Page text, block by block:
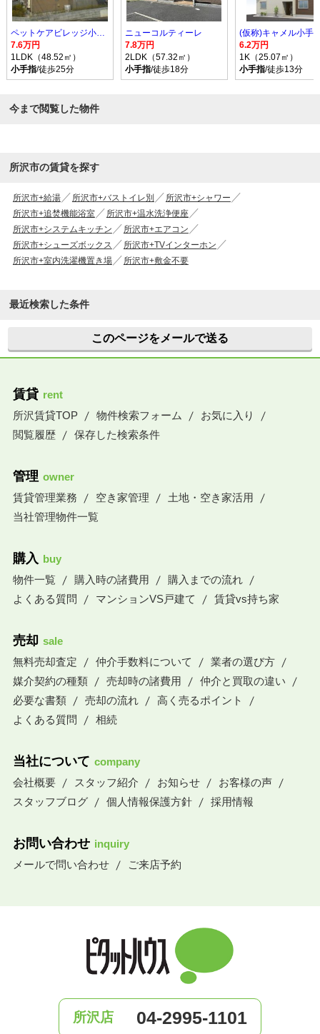
ペットケアビレッジ小手指南Ｈ
7.6万円
1LDK（48.52㎡）
小手指/徒歩25分
ニューコルティーレ
7.8万円
2LDK（57.32㎡）
小手指/徒歩18分
(仮称)キャメル小手
6.2万円
1K（25.07㎡）
小手指/徒歩13分
今まで閲覧した物件
所沢市の賃貸を探す
所沢市+給湯 所沢市+バストイレ別
所沢市+シャワー
所沢市+追焚機能浴室
所沢市+温水洗浄便座
所沢市+システムキッチン
所沢市+エアコン
所沢市+シューズボックス
所沢市+TVインターホン
所沢市+室内洗濯機置き場
所沢市+敷金不要
最近検索した条件
このページをメールで送る
賃貸 rent
所沢賃貸TOP
物件検索フォーム
お気に入り
閲覧履歴
保存した検索条件
管理 owner
賃貸管理業務
空き家管理
土地・空き家活用
当社管理物件一覧
購入 buy
物件一覧
購入時の諸費用
購入までの流れ
よくある質問
マンションVS戸建て 賃貸vs持ち家
売却 sale
無料売却査定
仲介手数料について
業者の選び方
媒介契約の種類
売却時の諸費用
仲介と買取の違い
必要な書類
売却の流れ
高く売るポイント
よくある質問
相続
当社について company
会社概要
スタッフ紹介 お知らせ
お客様の声
スタッフブログ
個人情報保護方針 採用情報
お問い合わせ inquiry
メールで問い合わせ
ご来店予約
所沢店 04-2995-1101